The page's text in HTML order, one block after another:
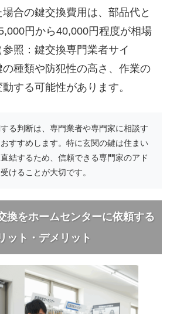
合の鍵交換費用は、部品代と
円から40,000円程度が相場
照：鍵交換専門業者サイ
の種類や防犯性の高さ、作業の
する可能性があります。
る判断は、専門業者や専門家に相談す
すすめします。特に玄関の鍵は住まい
結するため、信頼できる専門家のアド
けることが大切です。
換をホームセンターに依頼する
ット・デメリット